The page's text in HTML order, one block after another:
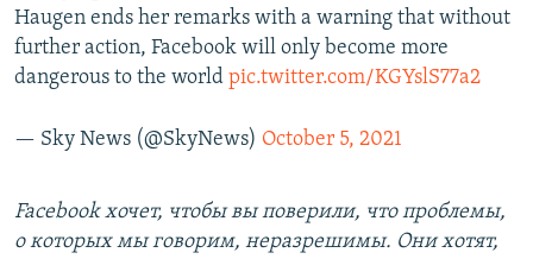
Haugen ends her remarks with a warning that without
further action, Facebook will only become more
dangerous to the world pic.twitter.com/KGYslS77a2
— Sky News (@SkyNews) October 5, 2021
Facebook хочет, чтобы вы поверили, что проблемы,
о которых мы говорим, неразрешимы. Они хотят,